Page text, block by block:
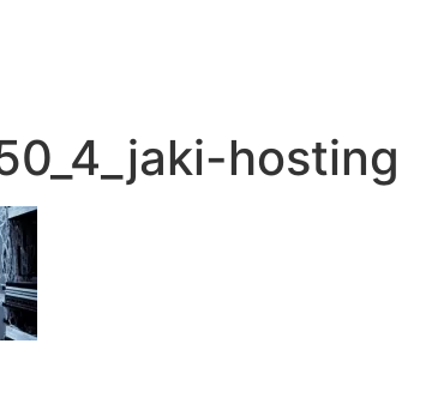
hosting